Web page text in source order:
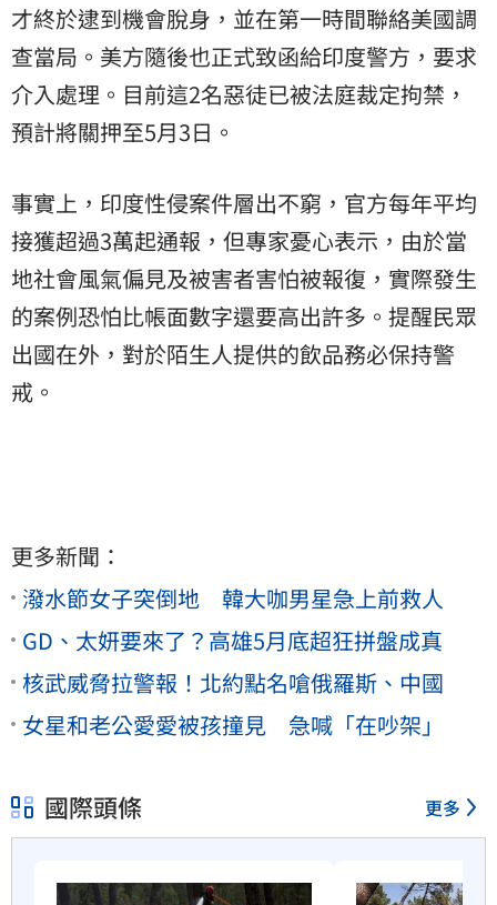
才終於逮到機會脫身，並在第一時間聯絡美國調
查當局。美方隨後也正式致函給印度警方，要求
介入處理。目前這2名惡徒已被法庭裁定拘禁，
預計將關押至5月3日。
事實上，印度性侵案件層出不窮，官方每年平均
接獲超過3萬起通報，但專家憂心表示，由於當
地社會風氣偏見及被害者害怕被報復，實際發生
的案例恐怕比帳面數字還要高出許多。提醒民眾
出國在外，對於陌生人提供的飲品務必保持警
戒。
更多新聞：
潑水節女子突倒地 韓大咖男星急上前救人
GD、太妍要來了？高雄5月底超狂拼盤成真
核武威脅拉警報！北約點名嗆俄羅斯、中國
女星和老公愛愛被孩撞見 急喊「在吵架」
國際頭條 更多